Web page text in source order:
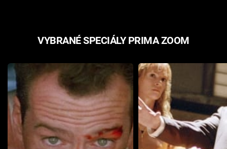
VYBRANÉ SPECIÁLY PRIMA ZOOM